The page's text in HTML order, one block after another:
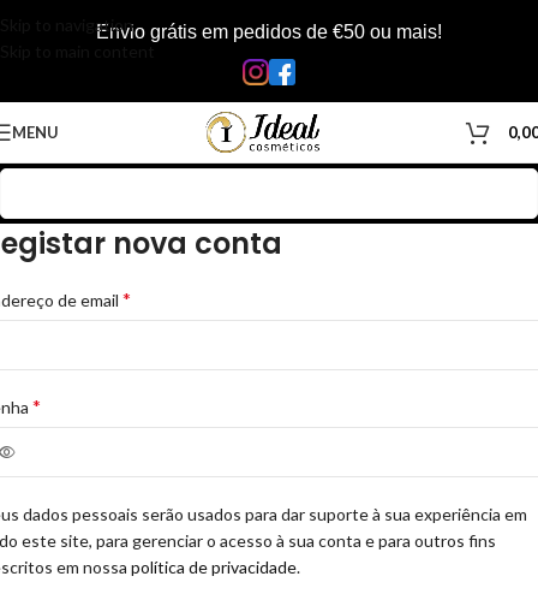
Skip to navigationEnvio grátis em pedidos de €50 ou mais!
MENU
nova conta
de email *
*
dados pessoais serão usados para dar suporte à sua experiência em
este site, para gerenciar o acesso à sua conta e para outros fins
em nossa política de privacidade.